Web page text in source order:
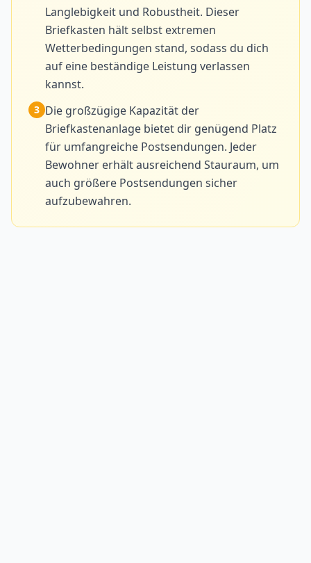
Langlebigkeit und Robustheit. Dieser
Briefkasten hält selbst extremen
Wetterbedingungen stand, sodass du dich
auf eine beständige Leistung verlassen
kannst.
3 Die großzügige Kapazität der
Briefkastenanlage bietet dir genügend Platz
für umfangreiche Postsendungen. Jeder
Bewohner erhält ausreichend Stauraum, um
auch größere Postsendungen sicher
aufzubewahren.